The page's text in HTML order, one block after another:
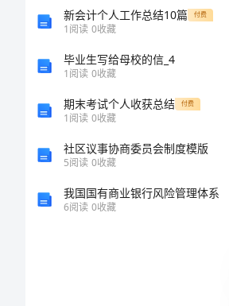
新会计个人工作总结10篇 付费
1阅读 0收藏
毕业生写给母校的信_4
1阅读 0收藏
期末考试个人收获总结 付费
1阅读 0收藏
社区议事协商委员会制度模版
5阅读 0收藏
我国国有商业银行风险管理体系
6阅读 0收藏